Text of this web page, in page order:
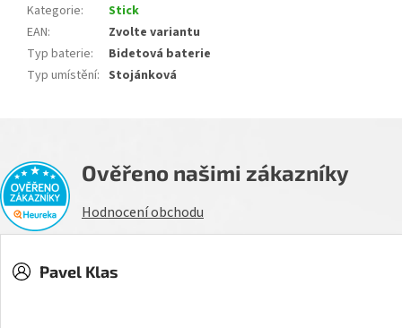
Kategorie:
Stick
EAN:
Zvolte variantu
Typ baterie:
Bidetová baterie
Typ umístění: Stojánková
Ověřeno našimi zákazníky
Hodnocení obchodu
Pavel Klas